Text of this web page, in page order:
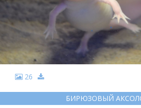
26
БИРЮЗОВЫЙ